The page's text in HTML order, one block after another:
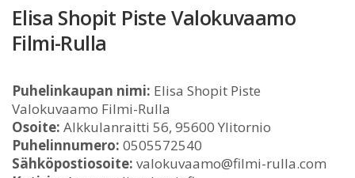
Elisa Shopit Piste Valokuvaamo
Filmi-Rulla
Puhelinkaupan nimi: Elisa Shopit Piste
Valokuvaamo Filmi-Rulla
Osoite: Alkkulanraitti 56, 95600 Ylitornio
Puhelinnumero: 0505572540
Sähköpostiosoite: valokuvaamo@filmi-rulla.com